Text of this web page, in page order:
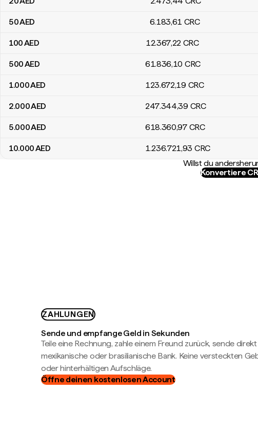
50AED 6.183,61 CRC
100AED 12.367,22 CRC
500AED 61.836,10 CRC
1.000AED 123.672,19 CRC
2.000AED 247.344,39 CRC
5.000AED 618.360,97 CRC
10.000AED 1.236.721,93 CRC
Willst du
Konvertiere
ZAHLUNGEN
Sende und empfange Geld in Sekunden
Teile eine Rechnung, zahle einem Freund zurück, sende
mexikanische oder brasilianische Bank. Keine versteckten
oder hinterhältigen Aufschläge.
Öffne deinen kostenlosen Account